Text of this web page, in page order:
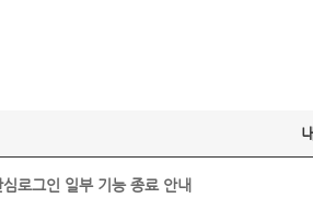
로그인 일부 기능 종료 안내